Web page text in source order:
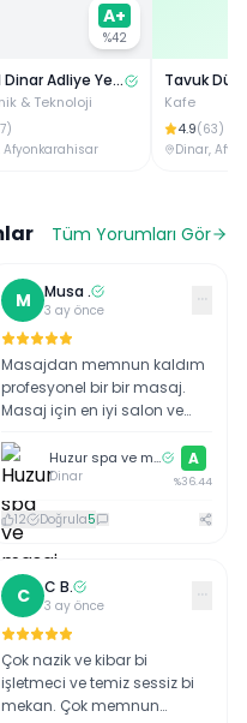
A+
%42
Vestel Dinar Adliye Yetkili Satış Mağazası - Hasan Yılmaz
& Teknoloji
)
Afyonkarahisar
Kafe
4.9(63)
Dinar,
Tüm Yorumları Gör
M Musa .
3 ay önce ···
Masajdan memnun kaldım
profesyonel bir bir masaj.
Masaj için en iyi salon ve
Huzur spa ve masaj salonu
Dinar
A
%36.44
12 Doğrula5
C C B.
3 ay önce ···
Çok nazik ve kibar bi
işletmeci ve temiz sessiz bi
mekan. Çok memnun